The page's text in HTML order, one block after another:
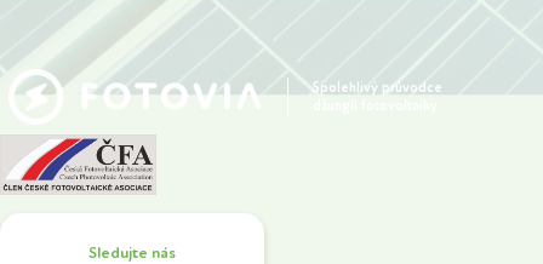
Spolehlivý průvodce
Sledujte nás